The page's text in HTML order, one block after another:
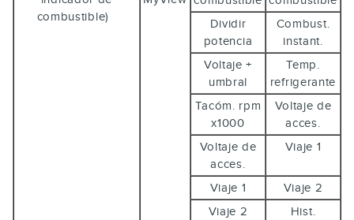
combustible)
Dividir
potencia
Combust.
instant.
Voltaje +
umbral
Temp.
refrigerante
Tacóm. rpm
x1000
Voltaje de
acces.
Voltaje de
acces.
Viaje 1
Viaje 1
Viaje 2
Viaje 2
Hist.